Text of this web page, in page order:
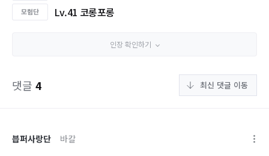
Lv.41 코롱포롱
인장 확인하기
댓글 4 최신 댓글 이동
븝퍼사랑단 바칼